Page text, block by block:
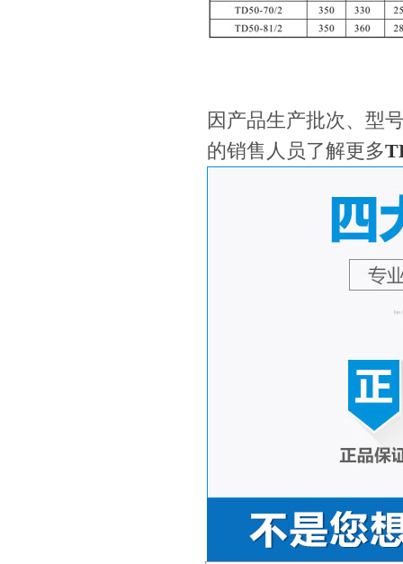
因产品生产批次、型
的销售人员了解更多